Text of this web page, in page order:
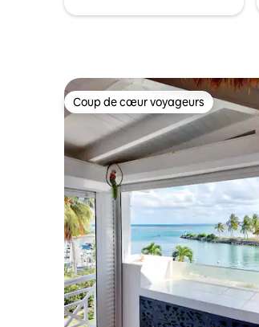
Coup de cœur voyageurs
Coup de cœur voyageurs